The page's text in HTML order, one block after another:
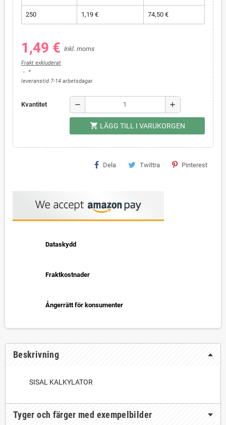
250 1,19 € 74,50 €
1,49 € Inkl. moms
Frakt exkluderat
*
leveranstid 7-14 arbetsdagar
Kvantitet remove add
shopping_cart LÄGG TILL I VARUKORGEN
Dela Twittra Pinterest
Dataskydd
Fraktkostnader
Ångerrätt för konsumenter
Beskrivning
SISAL KALKYLATOR
Tyger och färger med exempelbilder